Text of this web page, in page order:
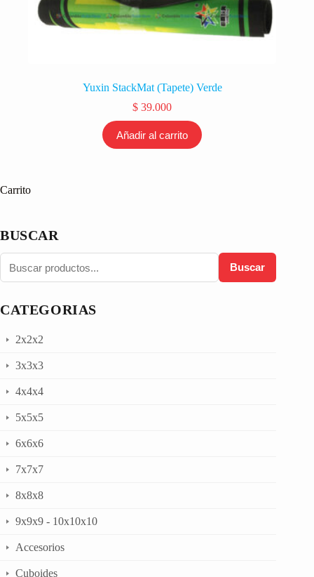
Yuxin StackMat (Tapete) Verde
$ 39.000
Añadir al carrito
Carrito
BUSCAR
Buscar
CATEGORIAS
2x2x2
3x3x3
4x4x4
5x5x5
6x6x6
7x7x7
8x8x8
9x9x9 - 10x10x10
Accesorios
Cuboides